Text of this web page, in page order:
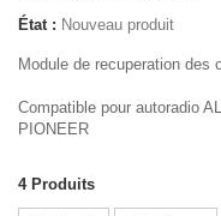
État : Nouveau produit
Module de recuperation des
Compatible pour autoradio
PIONEER
4 Produits